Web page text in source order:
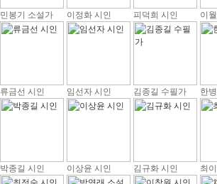
민봉기 소설가 이정화 시인 피덕희 시인 이
류금선 시인 임선자 시인 김종길 수필가 한
박종길 시인 이상윤 시인 김규화 시인 최